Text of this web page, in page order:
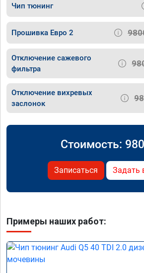
Чип тюнинг
Прошивка Евро 2
Отключение сажевого
фильтра
Отключение вихревых
заслонок
Стоимость:
Записаться Задать
Примеры наших работ: